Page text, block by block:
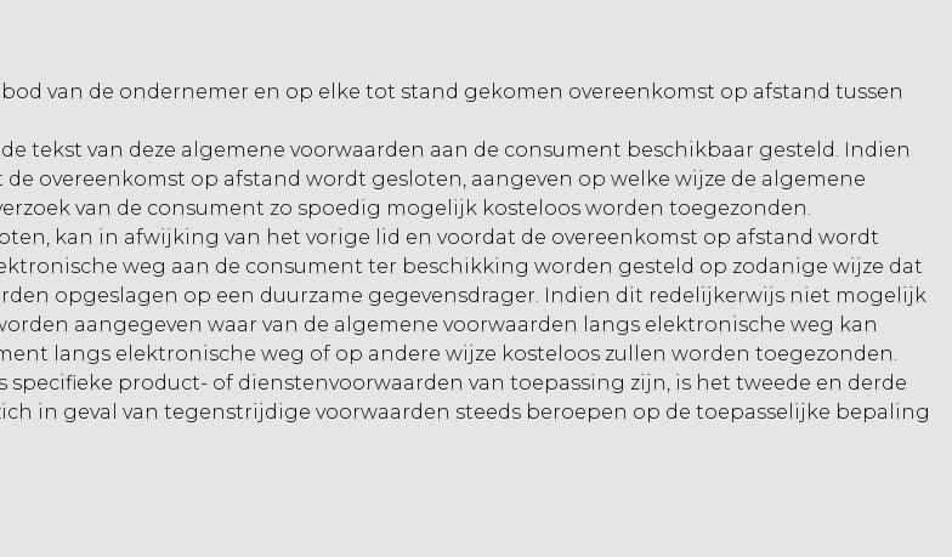
van de ondernemer en op elke tot stand gekomen overeenkomst op afstand tussen
tekst van deze algemene voorwaarden aan de consument beschikbaar gesteld. Indien
overeenkomst op afstand wordt gesloten, aangeven op welke wijze de algemene
van de consument zo spoedig mogelijk kosteloos worden toegezonden.
kan in afwijking van het vorige lid en voordat de overeenkomst op afstand wordt
weg aan de consument ter beschikking worden gesteld op zodanige wijze dat
opgeslagen op een duurzame gegevensdrager. Indien dit redelijkerwijs niet mogelijk
aangegeven waar van de algemene voorwaarden langs elektronische weg kan
langs elektronische weg of op andere wijze kosteloos zullen worden toegezonden.
product- of dienstenvoorwaarden van toepassing zijn, is het tweede en derde
in geval van tegenstrijdige voorwaarden steeds beroepen op de toepasselijke bepaling